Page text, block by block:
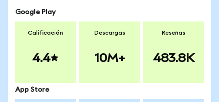
Google Play
Calificación
4.4
Descargas
10M+
Reseñas
483.8K
App Store